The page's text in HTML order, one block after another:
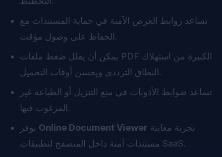
تساعد روابط العرض الآمنة في حماية المستندات مع
الحفاظ على وصول مؤقت.
يمكن أن يقلل ضغط ملفات PDF الكبيرة من استهلاك
النطاق الترددي ويحسن أوقات التحميل.
تساعد ضوابط الأذونات في منع التنزيل أو الطباعة غير
المرغوب فيها.
Online Document Viewer
مستندات آمنة داخل المتصفح لتطبيقات SaaS.